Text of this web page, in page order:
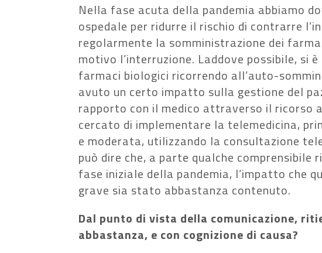
Nella fase acuta della pandemia abbiamo
ospedale per ridurre il rischio di contrarre
regolarmente la somministrazione dei
motivo l’interruzione. Laddove possibile, si
farmaci biologici ricorrendo all’auto-
avuto un certo impatto sulla gestione del
rapporto con il medico attraverso il ricorso
cercato di implementare la telemedicina,
e moderata, utilizzando la consultazione
può dire che, a parte qualche
fase iniziale della pandemia, l’impatto che
grave sia stato abbastanza contenuto.
Dal punto di vista della comunicazione,
abbastanza, e con cognizione di causa?